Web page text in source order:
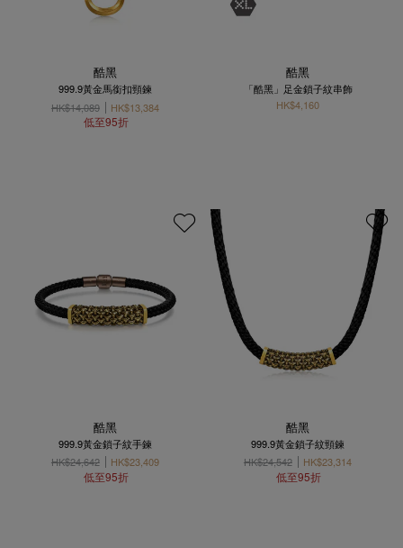
酷黑
999.9黃金馬銜扣頸鍊
HK$14,089
HK$13,384
低至95折
酷黑
「酷黑」足金鎖子紋串飾
HK$4,160
酷黑
999.9黃金鎖子紋手鍊
HK$24,642
HK$23,409
低至95折
酷黑
999.9黃金鎖子紋頸鍊
HK$24,542
HK$23,314
低至95折